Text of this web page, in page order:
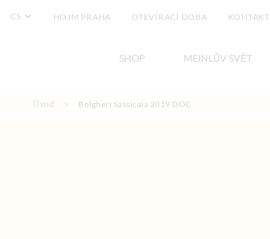
CS HOJM PRAHA OTEVÍRACÍ DOBA KONTAKT
SHOP MEINLŮV SVĚT
Přejít na obsah
Úvod Bolgheri Sassicaia 2019 DOC